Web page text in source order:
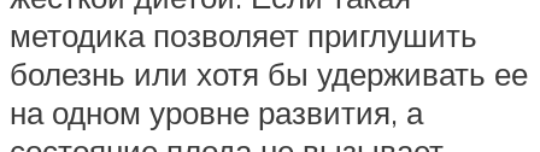
методика позволяет приглушить
болезнь или хотя бы удерживать ее
на одном уровне развития, а